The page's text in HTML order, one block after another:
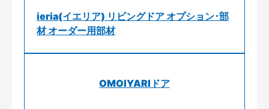
ieria(イエリア) リビングドア オプション･部
材 オーダー用部材
OMOIYARIドア